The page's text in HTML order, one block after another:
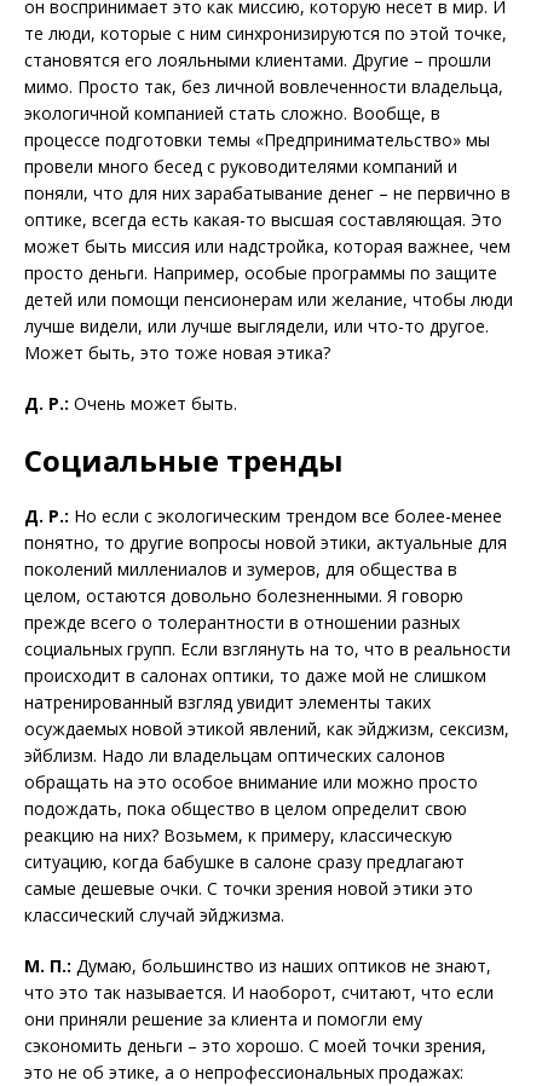
он воспринимает это как миссию, которую несет в мир. И
те люди, которые с ним синхронизируются по этой точке,
становятся его лояльными клиентами. Другие – прошли
мимо. Просто так, без личной вовлеченности владельца,
экологичной компанией стать сложно. Вообще, в
процессе подготовки темы «Предпринимательство» мы
провели много бесед с руководителями компаний и
поняли, что для них зарабатывание денег – не первично в
оптике, всегда есть какая-то высшая составляющая. Это
может быть миссия или надстройка, которая важнее, чем
просто деньги. Например, особые программы по защите
детей или помощи пенсионерам или желание, чтобы люди
лучше видели, или лучше выглядели, или что-то другое.
Может быть, это тоже новая этика?
Д. Р.: Очень может быть.
Социальные тренды
Д. Р.: Но если с экологическим трендом все более-менее
понятно, то другие вопросы новой этики, актуальные для
поколений миллениалов и зумеров, для общества в
целом, остаются довольно болезненными. Я говорю
прежде всего о толерантности в отношении разных
социальных групп. Если взглянуть на то, что в реальности
происходит в салонах оптики, то даже мой не слишком
натренированный взгляд увидит элементы таких
осуждаемых новой этикой явлений, как эйджизм, сексизм,
эйблизм. Надо ли владельцам оптических салонов
обращать на это особое внимание или можно просто
подождать, пока общество в целом определит свою
реакцию на них? Возьмем, к примеру, классическую
ситуацию, когда бабушке в салоне сразу предлагают
самые дешевые очки. С точки зрения новой этики это
классический случай эйджизма.
М. П.: Думаю, большинство из наших оптиков не знают,
что это так называется. И наоборот, считают, что если
они приняли решение за клиента и помогли ему
сэкономить деньги – это хорошо. С моей точки зрения,
это не об этике, а о непрофессиональных продажах: